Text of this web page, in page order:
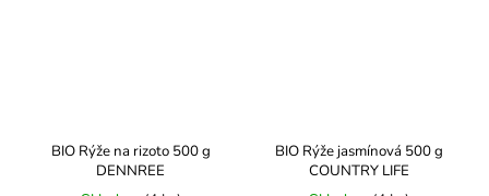
BIO Rýže na rizoto 500 g
DENNREE
BIO Rýže jasmínová 500 g
COUNTRY LIFE